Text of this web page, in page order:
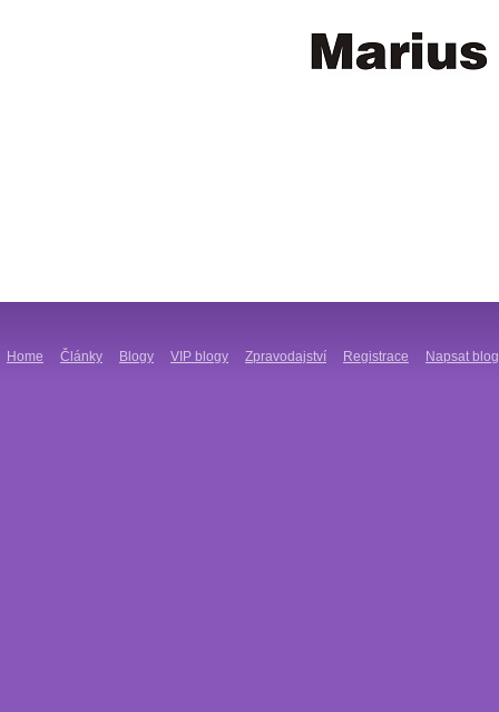
Home Články Blogy VIP blogy Zpravodajství Registrace Napsat blog